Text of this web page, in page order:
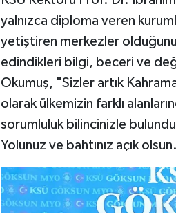
yalnızca diploma veren
yetiştiren merkezler
edindikleri bilgi, beceri ve
Okumuş, "Sizler artık
olarak ülkemizin farklı
sorumluluk bilincinizle
Yolunuz ve bahtınız açık